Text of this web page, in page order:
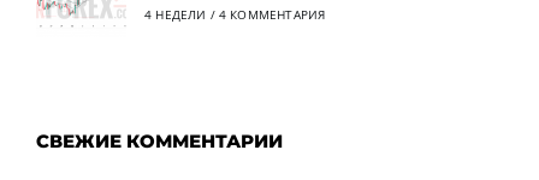
4 НЕДЕЛИ / 4 КОММЕНТАРИЯ
СВЕЖИЕ КОММЕНТАРИИ